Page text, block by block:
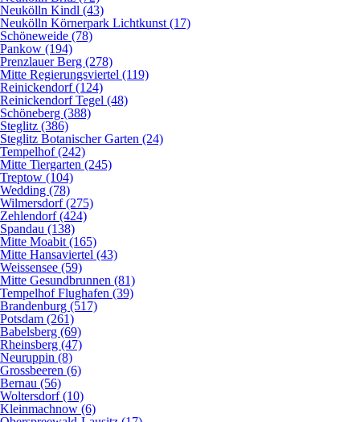
Neukölln Kindl (43)
Neukölln Körnerpark Lichtkunst (17)
Schöneweide (78)
Pankow (194)
Prenzlauer Berg (278)
Mitte Regierungsviertel (119)
Reinickendorf (124)
Reinickendorf Tegel (48)
Schöneberg (388)
Steglitz (386)
Steglitz Botanischer Garten (24)
Tempelhof (242)
Mitte Tiergarten (245)
Treptow (104)
Wedding (78)
Wilmersdorf (275)
Zehlendorf (424)
Spandau (138)
Mitte Moabit (165)
Mitte Hansaviertel (43)
Weissensee (59)
Mitte Gesundbrunnen (81)
Tempelhof Flughafen (39)
Brandenburg (517)
Potsdam (261)
Babelsberg (69)
Rheinsberg (47)
Neuruppin (8)
Grossbeeren (6)
Bernau (56)
Woltersdorf (10)
Kleinmachnow (6)